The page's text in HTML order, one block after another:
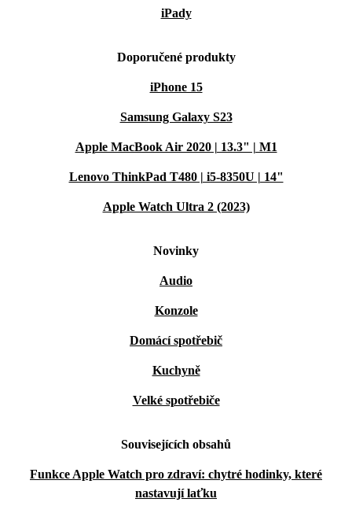
iPady
Doporučené produkty
iPhone 15
Samsung Galaxy S23
Apple MacBook Air 2020 | 13.3" | M1
Lenovo ThinkPad T480 | i5-8350U | 14"
Apple Watch Ultra 2 (2023)
Novinky
Audio
Konzole
Domácí spotřebič
Kuchyně
Velké spotřebiče
Souvisejících obsahů
Funkce Apple Watch pro zdraví: chytré hodinky, které
nastavují laťku